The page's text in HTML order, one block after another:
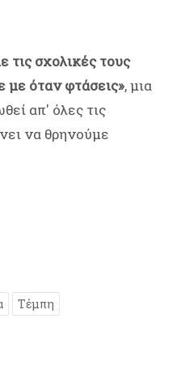
τις σχολικές τους
με όταν φτάσεις», μια
απ' όλες τις
να θρηνούμε
Τέμπη